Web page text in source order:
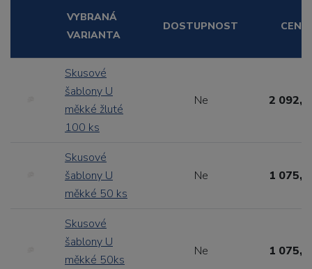
VYBRANÁ
VARIANTA
DOSTUPNOST CENA
Skusové
šablony U
měkké žluté
100 ks
Ne 2
Skusové
šablony U
měkké 50 ks
Ne 1
Skusové
šablony U
měkké 50ks
Ne 1